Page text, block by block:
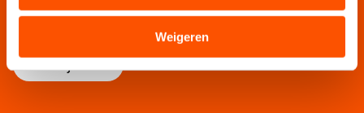
verstrekt of die zij hebben verzameld via hun services.
Sommige partners kunnen gegevens doorgeven aan
landen buiten de EU, zoals de VS, waar mogelijk geen
adequaat beschermingsniveau geldt volgens de GDPR.
Weigeren
Blijf op de hoogte van al het schaatsnieuws via de